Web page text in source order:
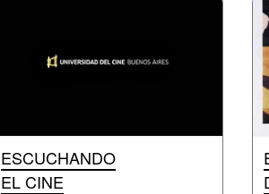
ESCUCHANDO
EL CINE